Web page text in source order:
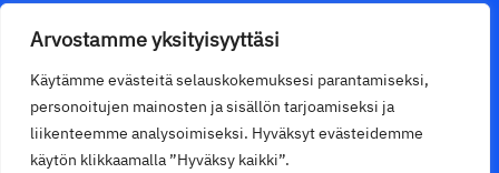
Arvostamme yksityisyyttäsi
Käytämme evästeitä selauskokemuksesi parantamiseksi,
personoitujen mainosten ja sisällön tarjoamiseksi ja
liikenteemme analysoimiseksi. Hyväksyt evästeidemme
käytön klikkaamalla ”Hyväksy kaikki”.